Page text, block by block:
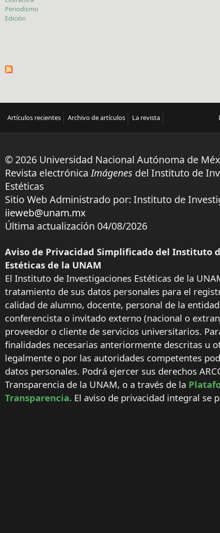
Periodismo
Edición
Artículos recientes Archivo de artículos La revista
© 2026 Universidad Nacional Autónoma de
Revista electrónicaImágenes del Instituto de
Estéticas
Sitio Web Administrado por: Instituto de
iieweb@unam.mx
Última actualización 04/08/2026
Aviso de Privacidad Simplificado del Instituto
Estéticas de la UNAM
El Instituto de Investigaciones Estéticas de la
tratamiento de sus datos personales para el
calidad de alumno, docente, personal de la
conferencista o invitado externo (nacional o
proveedor o cliente de servicios universitarios.
finalidades necesarias anteriormente descritas u
legalmente o por las autoridades competentes
datos personales. Podrá ejercer sus derechos
Transparencia de la UNAM, o a través de la
Transparencia. El aviso de privacidad integral se